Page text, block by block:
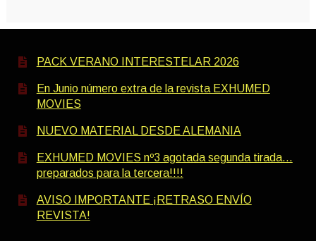
PACK VERANO INTERESTELAR 2026
En Junio número extra de la revista EXHUMED
MOVIES
NUEVO MATERIAL DESDE ALEMANIA
EXHUMED MOVIES nº3 agotada segunda tirada…
preparados para la tercera!!!!
AVISO IMPORTANTE ¡RETRASO ENVÍO
REVISTA!